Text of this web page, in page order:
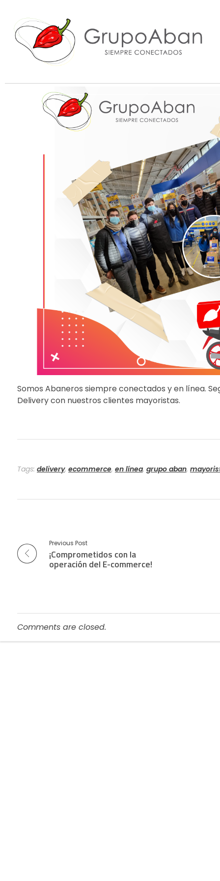
Apoyando el Delivery con
Somos Abaneros siempre conectados y en línea.
Delivery con nuestros clientes mayoristas.
Tags: delivery, ecommerce, en línea, grupo aban,
Previous Post
¡Comprometidos con la
operación del E-commerce!
Comments are closed.